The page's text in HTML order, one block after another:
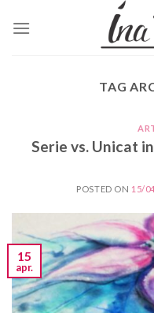
TAG
Serie vs. Unicat
POSTED ON 15/
15
apr.